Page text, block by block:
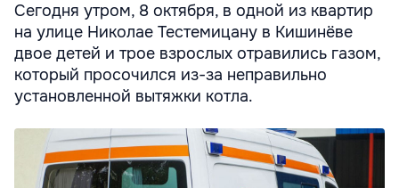
Сегодня утром, 8 октября, в одной из квартир
на улице Николае Тестемицану в Кишинёве
двое детей и трое взрослых отравились газом,
который просочился из-за неправильно
установленной вытяжки котла.